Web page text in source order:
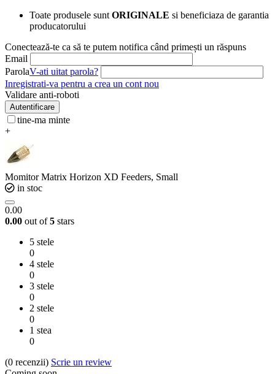
Toate produsele sunt ORIGINALE si beneficiaza de garantia
producatorului
Conectează-te ca să te putem notifica când primești un răspuns
Email
ParolaV-ati uitat parola?
Inregistrati-va pentru a crea un cont nou
Validare anti-roboti
Autentificare
tine-ma minte
+
Momitor Matrix Horizon XD Feeders, Small
in stoc
0.00
0.00 out of5 stars
5 stele
0
4 stele
0
3 stele
0
2 stele
0
1 stea
0
(0 recenzii) Scrie un review